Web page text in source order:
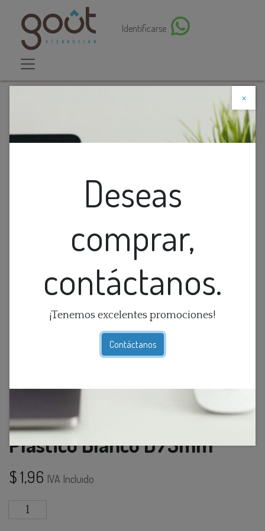
Identificarse
×
Deseas
comprar,
contáctanos.
¡Tenemos excelentes promociones!
Contáctanos
Descuento web
O.B. GU10 Mini Movil Red. Plastico Blanco D75mm
O.B. GU10 Mini Movil Red.
Plastico Blanco D75mm
$ 1,96 IVA Incluido